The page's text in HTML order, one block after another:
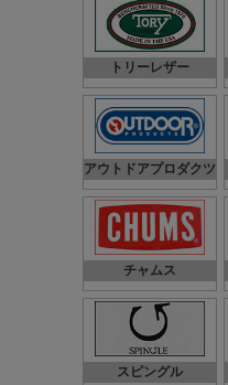
トリーレザー
アウトドアプロダクツ
チャムス
スピングル